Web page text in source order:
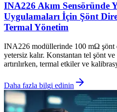
INA226 Akım Sensöründe
Uygulamaları İçin Şönt
Termal Yönetim
INA226 modüllerinde 100 mΩ şönt
yetersiz kalır. Konstantan tel şönt
artırılırken, termal etkiler ve
Daha fazla bilgi edinin